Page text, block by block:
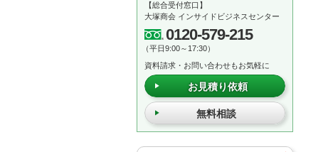
【総合受付窓口】
大塚商会 インサイドビジネスセンター
0120-579-215
（平日9:00～17:30）
資料請求・お問い合わせもお気軽に
お見積り依頼
無料相談